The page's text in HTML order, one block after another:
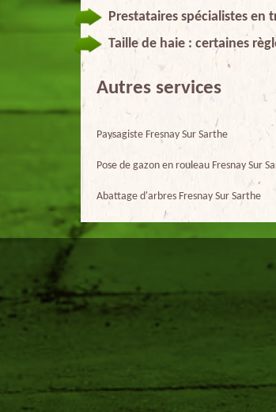
Prestataires spécialistes en
Taille de haie : certaines
Autres services
Paysagiste Fresnay Sur Sarthe
Pose de gazon en rouleau Fresnay Sur
Abattage d'arbres Fresnay Sur Sarthe